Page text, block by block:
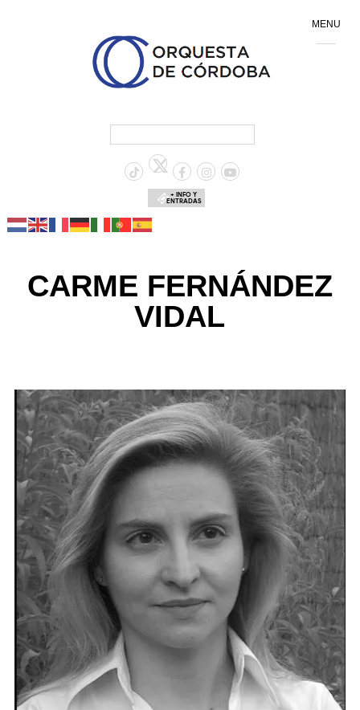
+ INFO Y
ENTRADAS
CARME FERNÁNDEZ
VIDAL
MENU